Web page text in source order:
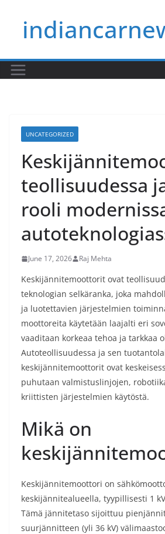
content
UNCATEGORIZED
teollisuudessa
rooli
June 17, 2026 Raj Mehta
Keskijännitemoottorit ovat
teknologian selkäranka, joka
ja luotettavien järjestelmien
moottoreita käytetään laajalti eri
vaaditaan korkeaa tehoa ja tarkkaa
Autoteollisuudessa ja sen
keskijännitemoottorit ovat
puhutaan valmistuslinjojen,
kriittisten järjestelmien käytöstä.
Mikä on
Keskijännitemoottori on
keskijännitealueella, tyypillisesti 1
Tämä jännitetaso sijoittuu
suurjännitteen (yli 36 kV)